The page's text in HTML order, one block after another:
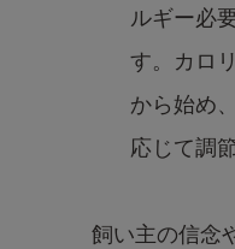
ルギー必
す。カロ
から始め
応じて調
飼い主の信念